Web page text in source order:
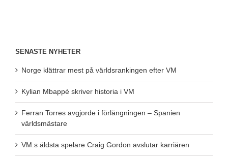
SENASTE NYHETER
Norge klättrar mest på världsrankingen efter VM
Kylian Mbappé skriver historia i VM
Ferran Torres avgjorde i förlängningen – Spanien
världsmästare
VM:s äldsta spelare Craig Gordon avslutar karriären